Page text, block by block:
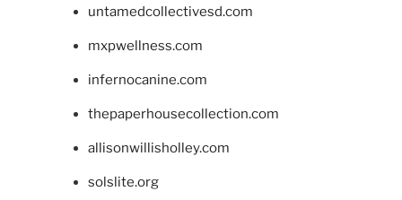
untamedcollectivesd.com
mxpwellness.com
infernocanine.com
thepaperhousecollection.com
allisonwillisholley.com
solslite.org